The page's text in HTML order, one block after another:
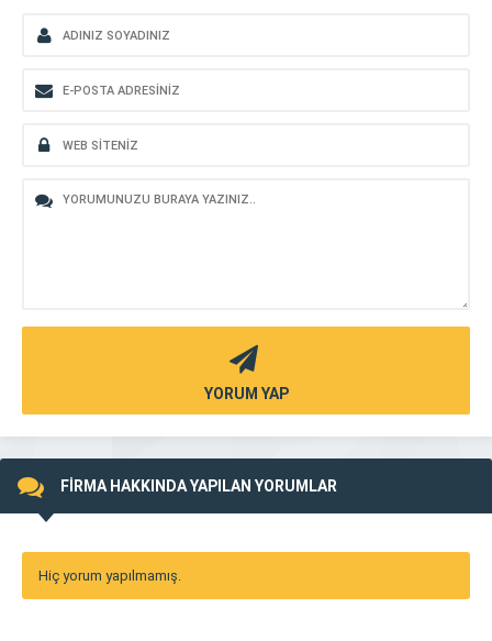
YORUM YAP
FİRMA HAKKINDA YAPILAN YORUMLAR
Hiç yorum yapılmamış.